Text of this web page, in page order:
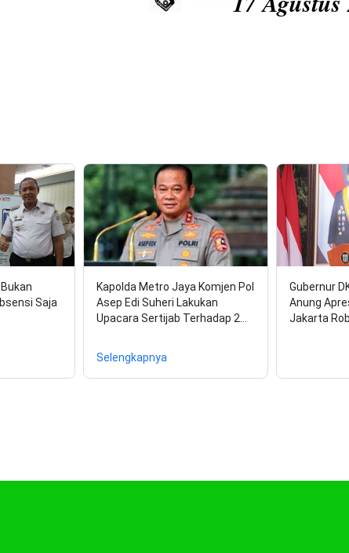
Saja
Kapolda Metro Jaya Komjen Pol
Asep Edi Suheri Lakukan
Upacara Sertijab Terhadap 2…
Selengkapnya
Gubernur
Anung
Jakarta